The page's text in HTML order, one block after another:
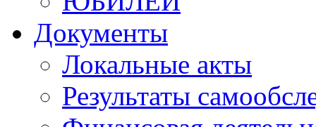
Документы
Локальные акты
Результаты